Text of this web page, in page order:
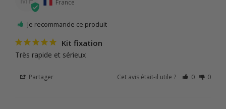
France
Je recommande ce produit
Kit fixation
Très rapide et sérieux
Partager Cet avis était-il utile ? 0 0